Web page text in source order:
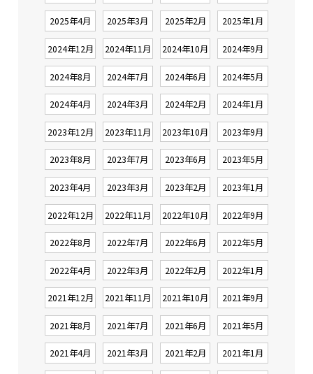
2025年4月 2025年3月 2025年2月 2025年1月
2024年12月 2024年11月 2024年10月 2024年9月
2024年8月 2024年7月 2024年6月 2024年5月
2024年4月 2024年3月 2024年2月 2024年1月
2023年12月 2023年11月 2023年10月 2023年9月
2023年8月 2023年7月 2023年6月 2023年5月
2023年4月 2023年3月 2023年2月 2023年1月
2022年12月 2022年11月 2022年10月 2022年9月
2022年8月 2022年7月 2022年6月 2022年5月
2022年4月 2022年3月 2022年2月 2022年1月
2021年12月 2021年11月 2021年10月 2021年9月
2021年8月 2021年7月 2021年6月 2021年5月
2021年4月 2021年3月 2021年2月 2021年1月